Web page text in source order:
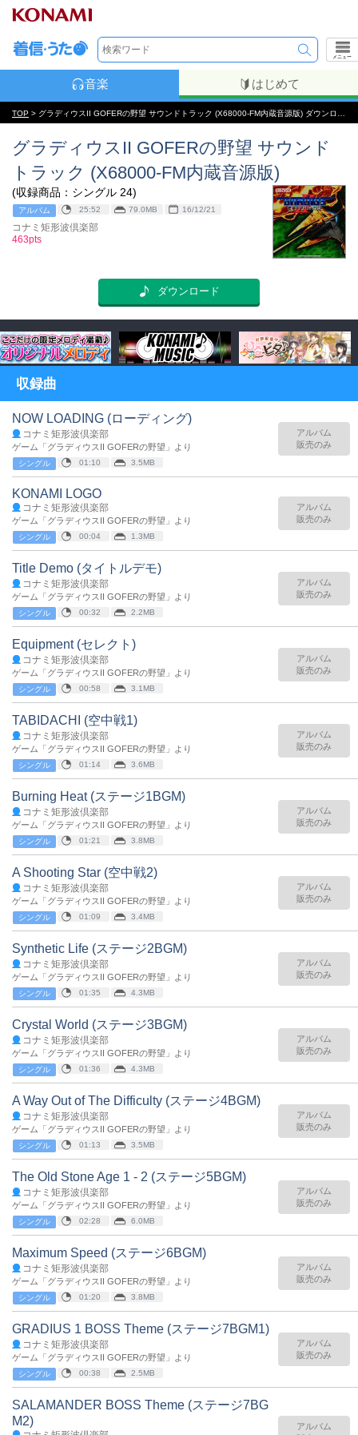
メニュー
音楽 はじめて
TOP > グラディウスII GOFERの野望 サウンドトラック (X68000-FM内蔵音源版) ダウンロード
グラディウスII GOFERの野望 サウンド
トラック (X68000-FM内蔵音源版)
(収録商品：シングル 24)
アルバム 25:52 79.0MB 16/12/21
コナミ矩形波倶楽部
463pts
ダウンロード
収録曲
NOW LOADING (ローディング)
コナミ矩形波倶楽部
ゲーム「グラディウスII GOFERの野望」より
シングル 01:10 3.5MB
アルバム
販売のみ
KONAMI LOGO
コナミ矩形波倶楽部
ゲーム「グラディウスII GOFERの野望」より
シングル 00:04 1.3MB
アルバム
販売のみ
Title Demo (タイトルデモ)
コナミ矩形波倶楽部
ゲーム「グラディウスII GOFERの野望」より
シングル 00:32 2.2MB
アルバム
販売のみ
Equipment (セレクト)
コナミ矩形波倶楽部
ゲーム「グラディウスII GOFERの野望」より
シングル 00:58 3.1MB
アルバム
販売のみ
TABIDACHI (空中戦1)
コナミ矩形波倶楽部
ゲーム「グラディウスII GOFERの野望」より
シングル 01:14 3.6MB
アルバム
販売のみ
Burning Heat (ステージ1BGM)
コナミ矩形波倶楽部
ゲーム「グラディウスII GOFERの野望」より
シングル 01:21 3.8MB
アルバム
販売のみ
A Shooting Star (空中戦2)
コナミ矩形波倶楽部
ゲーム「グラディウスII GOFERの野望」より
シングル 01:09 3.4MB
アルバム
販売のみ
Synthetic Life (ステージ2BGM)
コナミ矩形波倶楽部
ゲーム「グラディウスII GOFERの野望」より
シングル 01:35 4.3MB
アルバム
販売のみ
Crystal World (ステージ3BGM)
コナミ矩形波倶楽部
ゲーム「グラディウスII GOFERの野望」より
シングル 01:36 4.3MB
アルバム
販売のみ
A Way Out of The Difficulty (ステージ4BGM)
コナミ矩形波倶楽部
ゲーム「グラディウスII GOFERの野望」より
シングル 01:13 3.5MB
アルバム
販売のみ
The Old Stone Age 1 - 2 (ステージ5BGM)
コナミ矩形波倶楽部
ゲーム「グラディウスII GOFERの野望」より
シングル 02:28 6.0MB
アルバム
販売のみ
Maximum Speed (ステージ6BGM)
コナミ矩形波倶楽部
ゲーム「グラディウスII GOFERの野望」より
シングル 01:20 3.8MB
アルバム
販売のみ
GRADIUS 1 BOSS Theme (ステージ7BGM1)
コナミ矩形波倶楽部
ゲーム「グラディウスII GOFERの野望」より
シングル 00:38 2.5MB
アルバム
販売のみ
SALAMANDER BOSS Theme (ステージ7BG
M2)
アルバム